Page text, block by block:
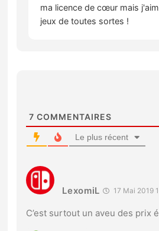
ma licence de cœur mais
jeux de toutes sortes !
7 COMMENTAIRES
Le plus récent
LexomiL 17 Mai 2019
C’est surtout un aveu des prix